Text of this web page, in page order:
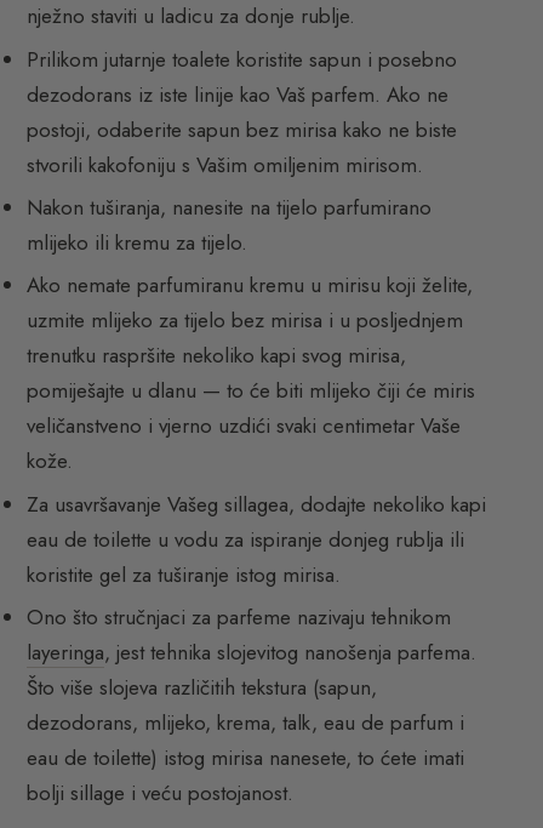
nježno staviti u ladicu za donje rublje.
Prilikom jutarnje toalete koristite sapun i posebno
dezodorans iz iste linije kao Vaš parfem. Ako ne
postoji, odaberite sapun bez mirisa kako ne biste
stvorili kakofoniju s Vašim omiljenim mirisom.
Nakon tuširanja, nanesite na tijelo parfumirano
mlijeko ili kremu za tijelo.
Ako nemate parfumiranu kremu u mirisu koji želite,
uzmite mlijeko za tijelo bez mirisa i u posljednjem
trenutku raspršite nekoliko kapi svog mirisa,
pomiješajte u dlanu — to će biti mlijeko čiji će miris
veličanstveno i vjerno uzdići svaki centimetar Vaše
kože.
Za usavršavanje Vašeg sillagea, dodajte nekoliko kapi
eau de toilette u vodu za ispiranje donjeg rublja ili
koristite gel za tuširanje istog mirisa.
Ono što stručnjaci za parfeme nazivaju tehnikom
layeringa, jest tehnika slojevitog nanošenja parfema.
Što više slojeva različitih tekstura (sapun,
dezodorans, mlijeko, krema, talk, eau de parfum i
eau de toilette) istog mirisa nanesete, to ćete imati
bolji sillage i veću postojanost.